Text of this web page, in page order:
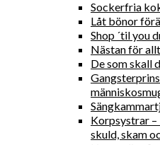
Sockerfria
Låt bönor
Shop ´til you
Nästan för
De som skall
Korpsystrar
skuld, skam